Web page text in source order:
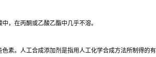
，在丙酮或乙酸乙酯中几乎不溶。
素。人工合成添加剂是指用人工化学合成方法所制得的